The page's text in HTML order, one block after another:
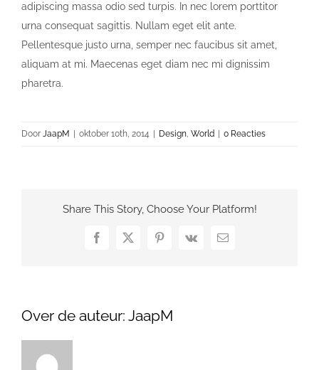
adipiscing massa odio sed turpis. In nec lorem porttitor
urna consequat sagittis. Nullam eget elit ante.
Pellentesque justo urna, semper nec faucibus sit amet,
aliquam at mi. Maecenas eget diam nec mi dignissim
pharetra.
Door JaapM oktober 10th, 2014 Design, World 0 Reacties
Share This Story, Choose Your Platform!
Facebook
X Pinterest
Vk
E-
Over de auteur: JaapM